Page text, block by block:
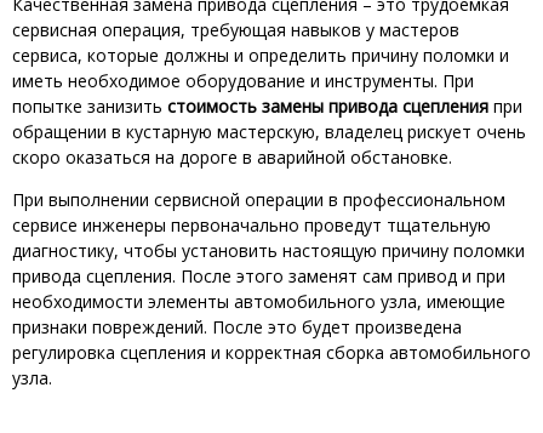
сервисная операция, требующая навыков у мастеров
сервиса, которые должны и определить причину поломки и
иметь необходимое оборудование и инструменты. При
попытке занизить стоимость замены привода сцепления при
обращении в кустарную мастерскую, владелец рискует очень
скоро оказаться на дороге в аварийной обстановке.
При выполнении сервисной операции в профессиональном
сервисе инженеры первоначально проведут тщательную
диагностику, чтобы установить настоящую причину поломки
привода сцепления. После этого заменят сам привод и при
необходимости элементы автомобильного узла, имеющие
признаки повреждений. После это будет произведена
регулировка сцепления и корректная сборка автомобильного
узла.